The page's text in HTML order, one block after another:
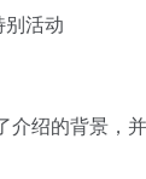
别活动
介绍的背景，